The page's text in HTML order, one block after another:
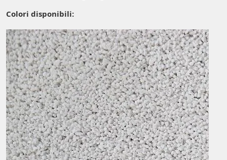
Colori disponibili: